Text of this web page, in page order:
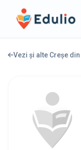
Edulio
Vezi și alte Creșe din